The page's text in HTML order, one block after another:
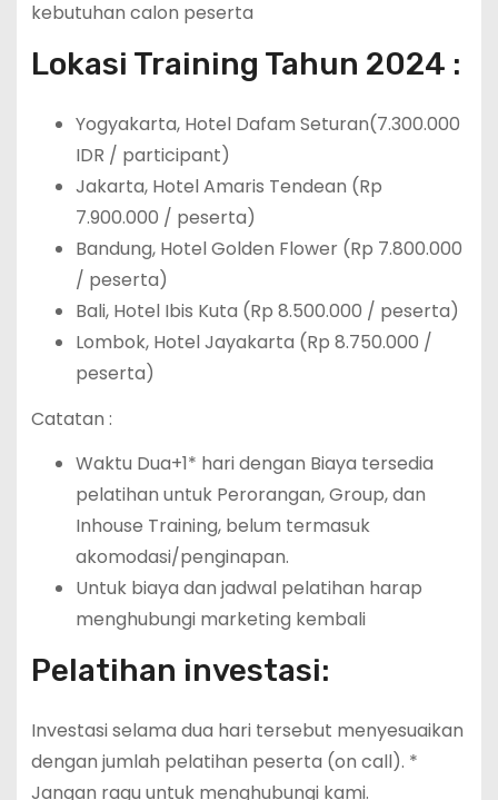
kebutuhan calon peserta
Lokasi Training Tahun 2024 :
Yogyakarta, Hotel Dafam Seturan(7.300.000
IDR / participant)
Jakarta, Hotel Amaris Tendean (Rp
7.900.000 / peserta)
Bandung, Hotel Golden Flower (Rp 7.800.000
/ peserta)
Bali, Hotel Ibis Kuta (Rp 8.500.000 / peserta)
Lombok, Hotel Jayakarta (Rp 8.750.000 /
peserta)
Catatan :
Waktu Dua+1* hari dengan Biaya tersedia
pelatihan untuk Perorangan, Group, dan
Inhouse Training, belum termasuk
akomodasi/penginapan.
Untuk biaya dan jadwal pelatihan harap
menghubungi marketing kembali
Pelatihan investasi:
Investasi selama dua hari tersebut menyesuaikan
dengan jumlah pelatihan peserta (on call). *
Jangan ragu untuk menghubungi kami.